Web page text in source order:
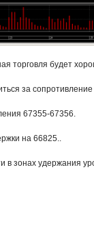
торговля будет
за
67355-67356.
на 66825..
в зонах удержания